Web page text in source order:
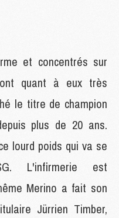
et concentrés sur
quant à eux très
le titre de champion
plus de 20 ans.
lourd poids qui va se
L'infirmerie est
Merino a fait son
Jürrien Timber,